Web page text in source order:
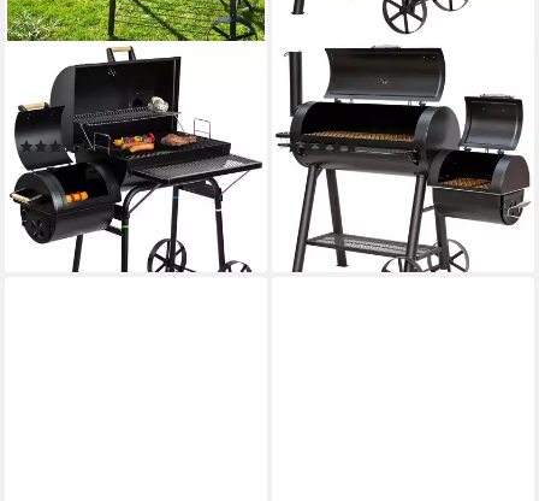
EL FUEGO
Smoker Dakota, BxTxH:
122x66x133 cm
(19)
ab 168,39 €
15,38 €mtl. in 12 Raten
lieferbar - in 6-8 Werktagen bei dir
EL FUEGO
Smoker Buffalo, BxTxH:
155x78x132 cm
(5)
ab 308,50 € UVP349,95 €
15,32 € mtl. in 24 Raten
-12%
lieferbar in 2 Wochen